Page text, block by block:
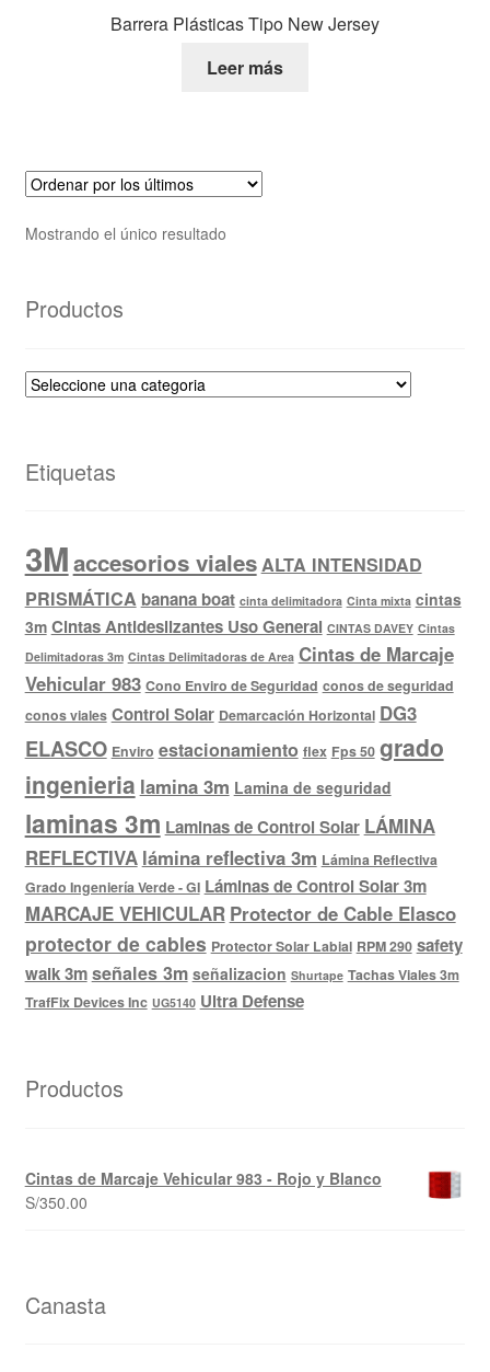
Barrera Plásticas Tipo New Jersey
Leer más
Mostrando el único resultado
Productos
Etiquetas
3Maccesorios vialesALTA INTENSIDAD
PRISMÁTICA banana boat cinta delimitadora Cinta mixta cintas
3m Cintas Antideslizantes Uso General CINTAS DAVEY Cintas
Delimitadoras 3m Cintas Delimitadoras de Area Cintas de Marcaje
Vehicular 983 Cono Enviro de Seguridad conos de seguridad
conos viales Control Solar Demarcación Horizontal DG3
ELASCO Enviro estacionamiento flex Fps 50 grado
ingenieria lamina 3m Lamina de seguridad
laminas 3m Laminas de Control Solar LÁMINA
REFLECTIVA lámina reflectiva 3m Lámina Reflectiva
Grado Ingeniería Verde - GI Láminas de Control Solar 3m
MARCAJE VEHICULAR Protector de Cable Elasco
protector de cables Protector Solar Labial RPM 290 safety
walk 3mseñales 3m señalizacion Shurtape Tachas Viales 3m
TrafFix Devices Inc UG5140 Ultra Defense
Productos
Cintas de Marcaje Vehicular 983 - Rojo y Blanco
S/350.00
Canasta